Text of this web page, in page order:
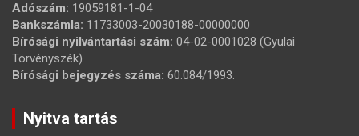
Adószám: 19059181-1-04
Bankszámla: 11733003-20030188-00000000
Bírósági nyilvántartási szám: 04-02-0001028 (Gyulai
Törvényszék)
Bírósági bejegyzés száma: 60.084/1993.
Nyitva tartás